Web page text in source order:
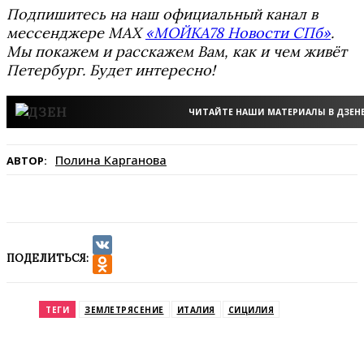
Подпишитесь на наш официальный канал в
мессенджере MAX«МОЙКА78 Новости СПб».
Мы покажем и расскажем Вам, как и чем живёт
Петербург. Будет интересно!
ЧИТАЙТЕ НАШИ МАТЕРИАЛЫ В
АВТОР: Полина Карганова
ПОДЕЛИТЬСЯ:
VK
ТЕГИ ЗЕМЛЕТРЯСЕНИЕ ИТАЛИЯ СИЦИЛИЯ